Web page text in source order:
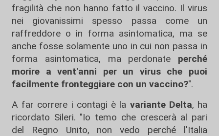
fragilità che non hanno fatto il vaccino. Il virus
nei giovanissimi spesso passa come un
raffreddore o in forma asintomatica, ma se
anche fosse solamente uno in cui non passa in
forma asintomatica, ma perdonate perché
morire a vent'anni per un virus che puoi
facilmente fronteggiare con un vaccino?".
A far correre i contagi è la variante Delta, ha
ricordato Sileri. "Io temo che crescerà al pari
del Regno Unito, non vedo perché l'Italia